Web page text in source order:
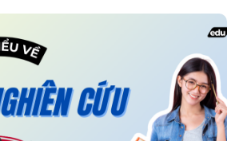
thiệu về Đại học Ứng dụng ở Hà Lan.
hiểu để lựa chọn trường học phù hợp